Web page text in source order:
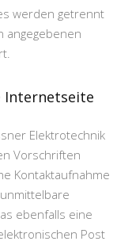
werden getrennt
angegebenen
Internetseite
Elektrotechnik
Vorschriften
Kontaktaufnahme
ebenfalls eine
Post